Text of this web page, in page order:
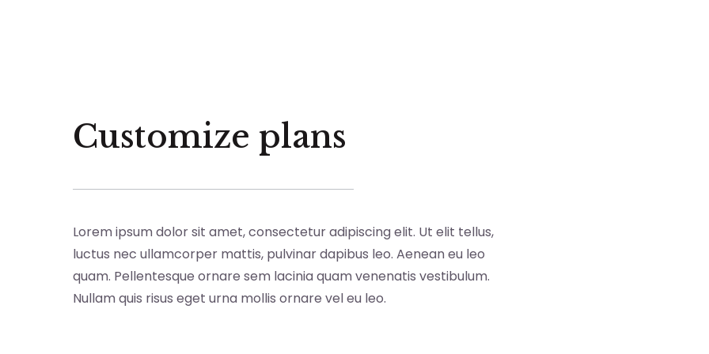
Customize plans
Lorem ipsum dolor sit amet, consectetur adipiscing elit. Ut elit tellus,
luctus nec ullamcorper mattis, pulvinar dapibus leo. Aenean eu leo
quam. Pellentesque ornare sem lacinia quam venenatis vestibulum.
Nullam quis risus eget urna mollis ornare vel eu leo.